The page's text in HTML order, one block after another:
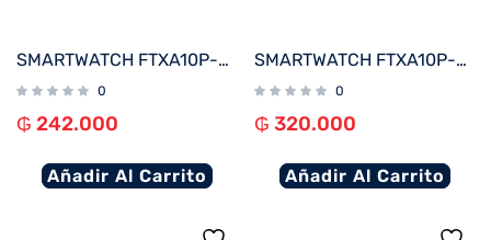
SMARTWATCH FTXA10P-SVLB 48MM PLATA/AZUL CLARO ANDROID/IOS/BT/FREC. CARD
0
₲ 242.000
Añadir Al Carrito
SMARTWATCH FTXA10P-SVW 48MM PLATA/GRIS ANDROID/IOS/BT/FREC. CARD
0
₲ 320.000
Añadir Al Carrito